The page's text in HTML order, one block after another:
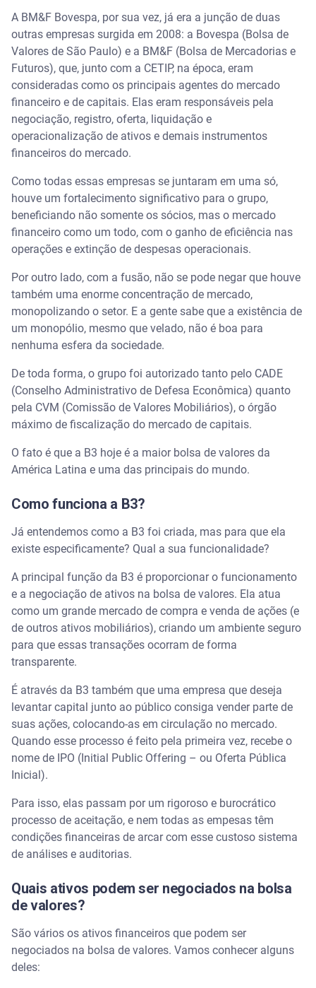
A BM&F Bovespa, por sua vez, já era a junção de duas
outras empresas surgida em 2008: a Bovespa (Bolsa de
Valores de São Paulo) e a BM&F (Bolsa de Mercadorias e
Futuros), que, junto com a CETIP, na época, eram
consideradas como os principais agentes do mercado
financeiro e de capitais. Elas eram responsáveis pela
negociação, registro, oferta, liquidação e
operacionalização de ativos e demais instrumentos
financeiros do mercado.
Como todas essas empresas se juntaram em uma só,
houve um fortalecimento significativo para o grupo,
beneficiando não somente os sócios, mas o mercado
financeiro como um todo, com o ganho de eficiência nas
operações e extinção de despesas operacionais.
Por outro lado, com a fusão, não se pode negar que houve
também uma enorme concentração de mercado,
monopolizando o setor. E a gente sabe que a existência de
um monopólio, mesmo que velado, não é boa para
nenhuma esfera da sociedade.
De toda forma, o grupo foi autorizado tanto pelo CADE
(Conselho Administrativo de Defesa Econômica) quanto
pela CVM (Comissão de Valores Mobiliários), o órgão
máximo de fiscalização do mercado de capitais.
O fato é que a B3 hoje é a maior bolsa de valores da
América Latina e uma das principais do mundo.
Como funciona a B3?
Já entendemos como a B3 foi criada, mas para que ela
existe especificamente? Qual a sua funcionalidade?
A principal função da B3 é proporcionar o funcionamento
e a negociação de ativos na bolsa de valores. Ela atua
como um grande mercado de compra e venda de ações (e
de outros ativos mobiliários), criando um ambiente seguro
para que essas transações ocorram de forma
transparente.
É através da B3 também que uma empresa que deseja
levantar capital junto ao público consiga vender parte de
suas ações, colocando-as em circulação no mercado.
Quando esse processo é feito pela primeira vez, recebe o
nome de IPO (Initial Public Offering – ou Oferta Pública
Inicial).
Para isso, elas passam por um rigoroso e burocrático
processo de aceitação, e nem todas as empesas têm
condições financeiras de arcar com esse custoso sistema
de análises e auditorias.
Quais ativos podem ser negociados na bolsa
de valores?
São vários os ativos financeiros que podem ser
negociados na bolsa de valores. Vamos conhecer alguns
deles: